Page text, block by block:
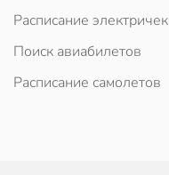
Расписание электричек
Поиск авиабилетов
Расписание самолетов